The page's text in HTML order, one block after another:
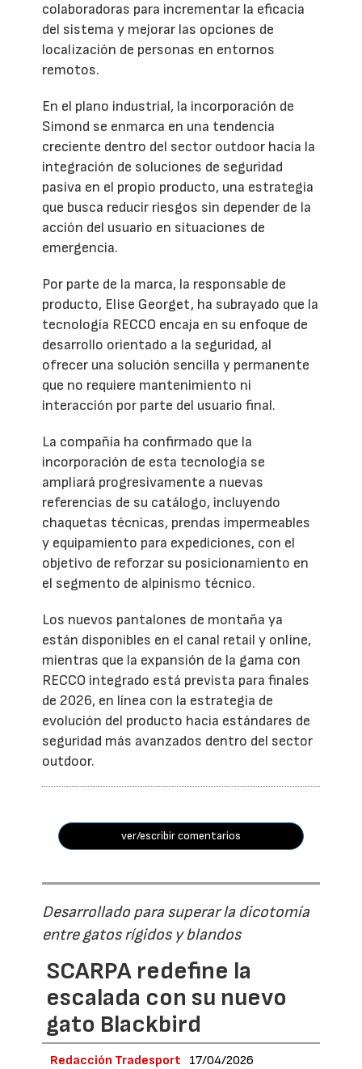
colaboradoras para incrementar la eficacia
del sistema y mejorar las opciones de
localización de personas en entornos
remotos.
En el plano industrial, la incorporación de
Simond se enmarca en una tendencia
creciente dentro del sector outdoor hacia la
integración de soluciones de seguridad
pasiva en el propio producto, una estrategia
que busca reducir riesgos sin depender de la
acción del usuario en situaciones de
emergencia.
Por parte de la marca, la responsable de
producto, Elise Georget, ha subrayado que la
tecnología RECCO encaja en su enfoque de
desarrollo orientado a la seguridad, al
ofrecer una solución sencilla y permanente
que no requiere mantenimiento ni
interacción por parte del usuario final.
La compañía ha confirmado que la
incorporación de esta tecnología se
ampliará progresivamente a nuevas
referencias de su catálogo, incluyendo
chaquetas técnicas, prendas impermeables
y equipamiento para expediciones, con el
objetivo de reforzar su posicionamiento en
el segmento de alpinismo técnico.
Los nuevos pantalones de montaña ya
están disponibles en el canal retail y online,
mientras que la expansión de la gama con
RECCO integrado está prevista para finales
de 2026, en línea con la estrategia de
evolución del producto hacia estándares de
seguridad más avanzados dentro del sector
outdoor.
ver/escribir comentarios
Desarrollado para superar la dicotomía
entre gatos rígidos y blandos
SCARPA redefine la
escalada con su nuevo
gato Blackbird
Redacción Tradesport 17/04/2026